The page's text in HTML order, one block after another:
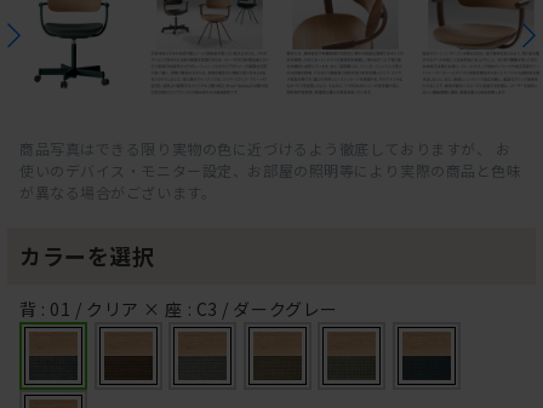
商品写真はできる限り実物の色に近づけるよう徹底しておりますが、 お
使いのデバイス・モニター設定、お部屋の照明等により実際の商品と色味
が異なる場合がございます。
カラーを選択
背 : 01 / クリア × 座 : C3 / ダークグレー